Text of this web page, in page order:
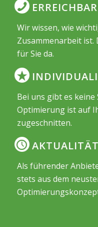
Wir wissen, wie
Zusammenarbeit ist.
für Sie da.
Bei uns gibt es keine
Optimierung ist auf
zugeschnitten.
AKTUALITÄT
Als führender
stets aus dem